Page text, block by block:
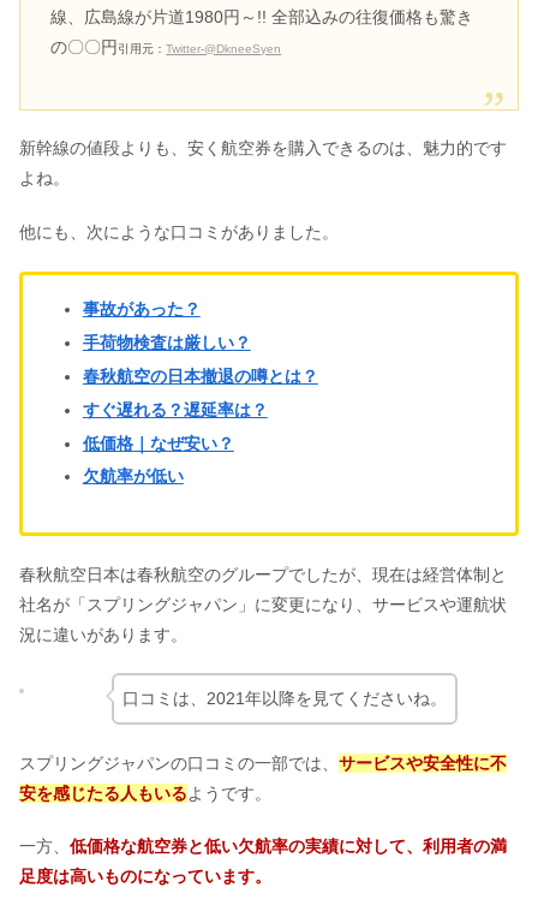
線、広島線が片道1980円～!! 全部込みの往復価格も驚き
の〇〇円 引用元：Twitter-@DkneeSyen
新幹線の値段よりも、安く航空券を購入できるのは、魅力的です
よね。
他にも、次にような口コミがありました。
事故があった？
手荷物検査は厳しい？
春秋航空の日本撤退の噂とは？
すぐ遅れる？遅延率は？
低価格｜なぜ安い？
欠航率が低い
春秋航空日本は春秋航空のグループでしたが、現在は経営体制と
社名が「スプリングジャパン」に変更になり、サービスや運航状
況に違いがあります。
口コミは、2021年以降を見てくださいね。
スプリングジャパンの口コミの一部では、 サービスや安全性に不
安を感じたる人もいるようです。
一方、 低価格な航空券と低い欠航率の実績に対して、利用者の満
足度は高いものになっています。